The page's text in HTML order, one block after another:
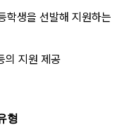
학생을 선발해 지원하는
의 지원 제공
형